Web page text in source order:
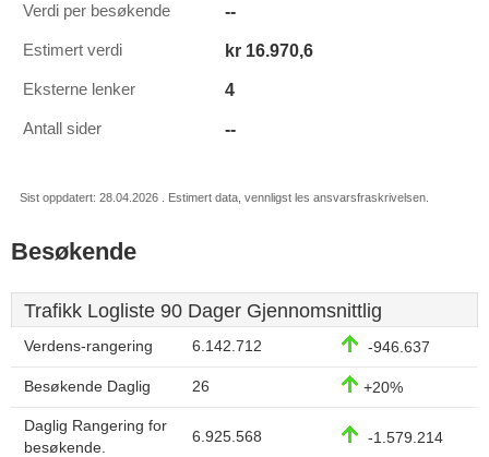
Verdi per besøkende --
Estimert verdi kr 16.970,6
Eksterne lenker 4
Antall sider --
Sist oppdatert: 28.04.2026 . Estimert data, vennligst les ansvarsfraskrivelsen.
Besøkende
Trafikk Logliste 90 Dager Gjennomsnittlig
Verdens-rangering 6.142.712 -946.637
Besøkende Daglig 26 +20%
Daglig Rangering for
besøkende.
6.925.568 -1.579.214